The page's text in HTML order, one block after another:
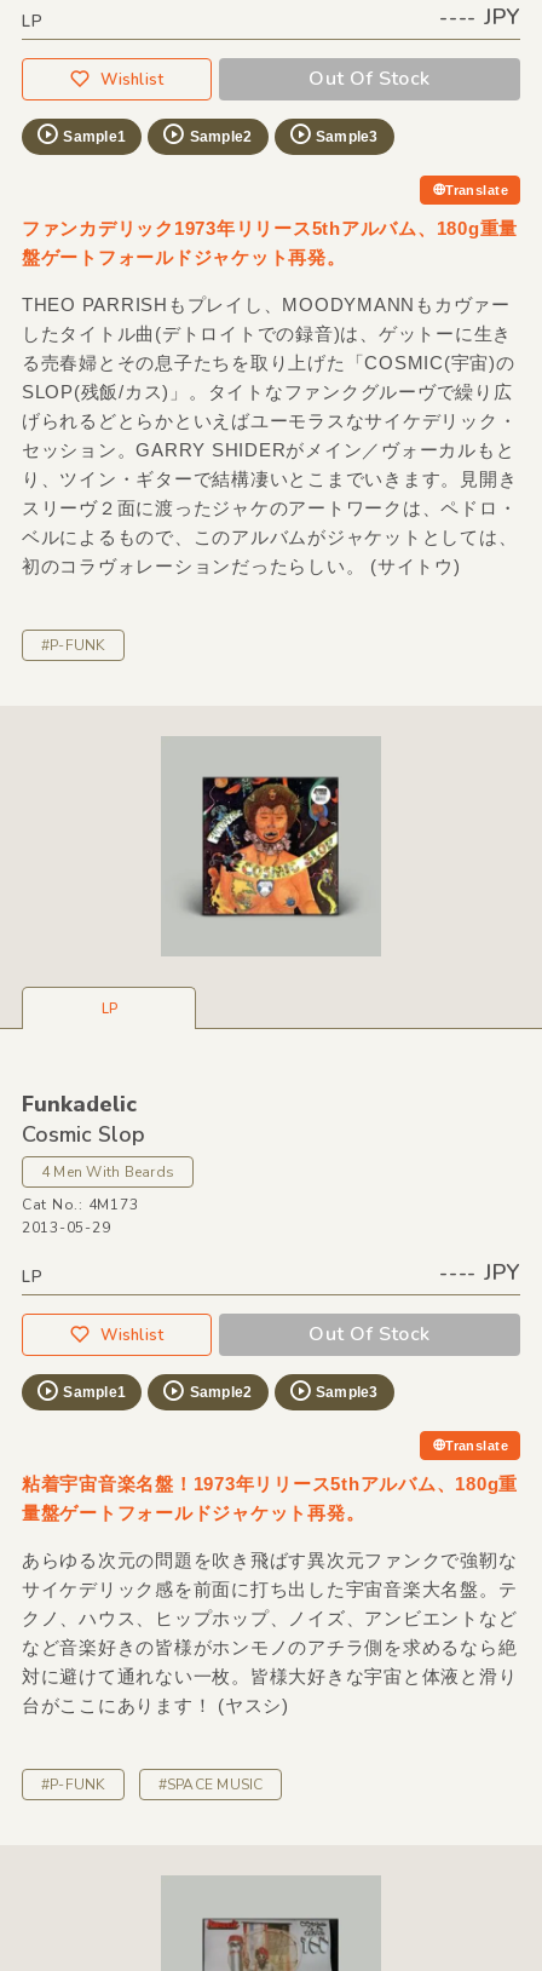
LP ---- JPY
Wishlist Out Of Stock
Sample1 Sample2 Sample3
Translate
ファンカデリック1973年リリース5thアルバム、180g重量
盤ゲートフォールドジャケット再発。
THEO PARRISHもプレイし、MOODYMANNもカヴァー
したタイトル曲(デトロイトでの録音)は、ゲットーに生き
る売春婦とその息子たちを取り上げた「COSMIC(宇宙)の
SLOP(残飯/カス)」。タイトなファンクグルーヴで繰り広
げられるどとらかといえばユーモラスなサイケデリック・
セッション。GARRY SHIDERがメイン／ヴォーカルもと
り、ツイン・ギターで結構凄いとこまでいきます。見開き
スリーヴ２面に渡ったジャケのアートワークは、ペドロ・
ベルによるもので、このアルバムがジャケットとしては、
初のコラヴォレーションだったらしい。 (サイトウ)
#P-FUNK
LP
Funkadelic
Cosmic Slop
4 Men With Beards
Cat No.: 4M173
2013-05-29
LP ---- JPY
Wishlist Out Of Stock
Sample1 Sample2 Sample3
Translate
粘着宇宙音楽名盤！1973年リリース5thアルバム、180g重
量盤ゲートフォールドジャケット再発。
あらゆる次元の問題を吹き飛ばす異次元ファンクで強靭な
サイケデリック感を前面に打ち出した宇宙音楽大名盤。テ
クノ、ハウス、ヒップホップ、ノイズ、アンビエントなど
など音楽好きの皆様がホンモノのアチラ側を求めるなら絶
対に避けて通れない一枚。皆様大好きな宇宙と体液と滑り
台がここにあります！ (ヤスシ)
#P-FUNK #SPACE MUSIC